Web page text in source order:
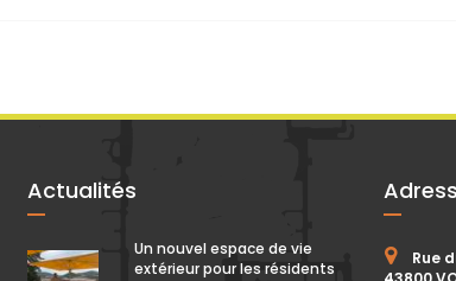
Actualités
Un nouvel espace de vie
extérieur pour les résidents
Rue